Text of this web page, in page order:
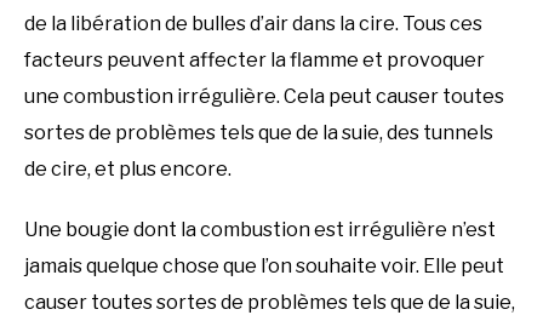
de la libération de bulles d’air dans la cire. Tous ces
facteurs peuvent affecter la flamme et provoquer
une combustion irrégulière. Cela peut causer toutes
sortes de problèmes tels que de la suie, des tunnels
de cire, et plus encore.
Une bougie dont la combustion est irrégulière n’est
jamais quelque chose que l’on souhaite voir. Elle peut
causer toutes sortes de problèmes tels que de la suie,